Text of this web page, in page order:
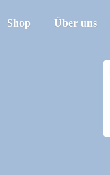
Shop Über uns